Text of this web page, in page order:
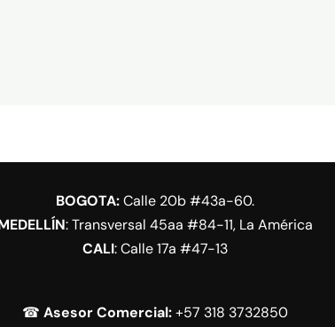
BOGOTA:Calle 20b #43a-60.
: Transversal 45aa #84-11, La América
CALI: Calle 17a #47-13
☎ Asesor Comercial:+57 318 3732850